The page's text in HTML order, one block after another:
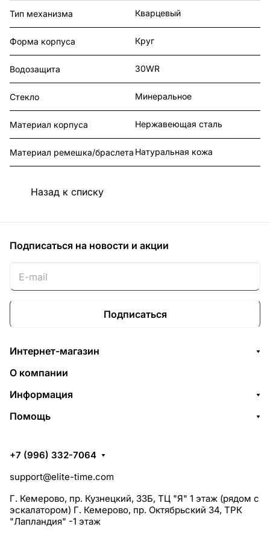
Тип механизма Кварцевый
Форма корпуса Круг
Водозащита 30WR
Стекло Минеральное
Материал корпуса Нержавеющая сталь
Материал ремешка/браслета Натуральная кожа
Назад к списку
Подписаться на новости и акции
Подписаться
Интернет-магазин
О компании
Информация
Помощь
+7 (996) 332-7064
support@elite-time.com
Г. Кемерово, пр. Кузнецкий, 33Б, ТЦ "Я" 1 этаж (рядом с
эскалатором) Г. Кемерово, пр. Октябрьский 34, ТРК
"Лапландия" -1 этаж